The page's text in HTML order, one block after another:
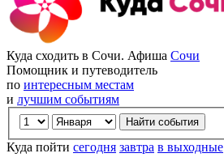
Куда сходить в Сочи. Афиша Сочи
Помощник и путеводитель
по интересным местам
и лучшим событиям
Куда пойти сегодня завтра в выходные